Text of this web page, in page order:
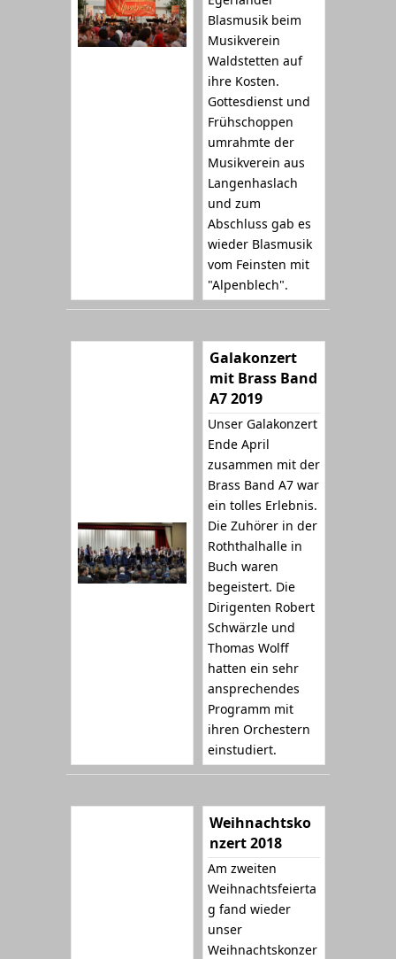
Blasmusik beim
Musikverein
Waldstetten auf
ihre Kosten.
Gottesdienst und
Frühschoppen
umrahmte der
Musikverein aus
Langenhaslach
und zum
Abschluss gab es
wieder Blasmusik
vom Feinsten mit
"Alpenblech".
Galakonzert
mit Brass Band
A7 2019
Unser Galakonzert
Ende April
zusammen mit der
Brass Band A7 war
ein tolles Erlebnis.
Die Zuhörer in der
Roththalhalle in
Buch waren
begeistert. Die
Dirigenten Robert
Schwärzle und
Thomas Wolff
hatten ein sehr
ansprechendes
Programm mit
ihren Orchestern
einstudiert.
Weihnachtsko
nzert 2018
Am zweiten
Weihnachtsfeierta
g fand wieder
unser
Weihnachtskonzer